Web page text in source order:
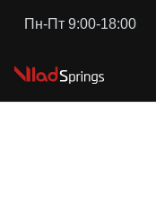
Пн-Пт 9:00-18:00